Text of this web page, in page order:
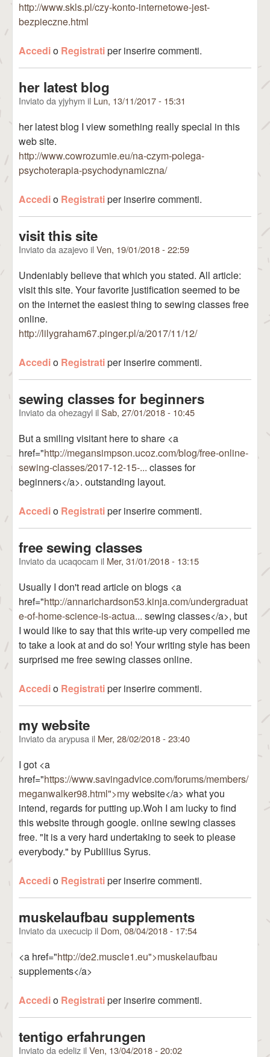
http://www.skls.pl/czy-konto-internetowe-jest-
bezpieczne.html
Accedio Registratiper inserire commenti.
her latest blog
Inviato dayjyhym il Lun, 13/11/2017 - 15:31
her latest blog I view something really special in this
web site.
http://www.cowrozumie.eu/na-czym-polega-
psychoterapia-psychodynamiczna/
Accedio Registratiper inserire commenti.
visit this site
Inviato daazajevo ilVen, 19/01/2018 - 22:59
Undeniably believe that which you stated. All article:
visit this site. Your favorite justification seemed to be
on the internet the easiest thing to sewing classes free
online.
http://lilygraham67.pinger.pl/a/2017/11/12/
Accedio Registratiper inserire commenti.
sewing classes for beginners
Inviato daohezagyl ilSab, 27/01/2018 - 10:45
But a smiling visitant here to share <a
href="http://megansimpson.ucoz.com/blog/free-online-
sewing-classes/2017-12-15-... classes for
beginners</a>. outstanding layout.
Accedio Registratiper inserire commenti.
free sewing classes
Inviato da ucaqocam il Mer, 31/01/2018 - 13:15
Usually I don't read article on blogs <a
href="http://annarichardson53.kinja.com/undergraduat
e-of-home-science-is-actua... sewing classes</a>, but
I would like to say that this write-up very compelled me
to take a look at and do so! Your writing style has been
surprised me free sewing classes online.
Accedio Registratiper inserire commenti.
my website
Inviato daarypusa il Mer, 28/02/2018 - 23:40
I got <a
href="https://www.savingadvice.com/forums/members/
meganwalker98.html">mywebsite</a> what you
intend, regards for putting up.Woh I am lucky to find
this website through google. online sewing classes
free. "It is a very hard undertaking to seek to please
everybody." by Publilius Syrus.
Accedio Registratiper inserire commenti.
muskelaufbau supplements
Inviato da uxecucip il Dom, 08/04/2018 - 17:54
<a href="http://de2.muscle1.eu">muskelaufbau
supplements</a>
Accedio Registratiper inserire commenti.
tentigo erfahrungen
Inviato daedeliz ilVen, 13/04/2018 - 20:02